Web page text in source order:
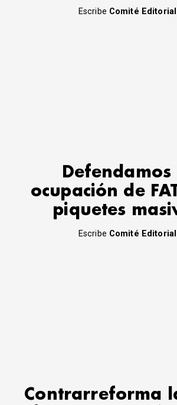
Escribe Comité Editorial
Defendamos
ocupación de
piquetes
Escribe Comité Editorial
Contrarreforma